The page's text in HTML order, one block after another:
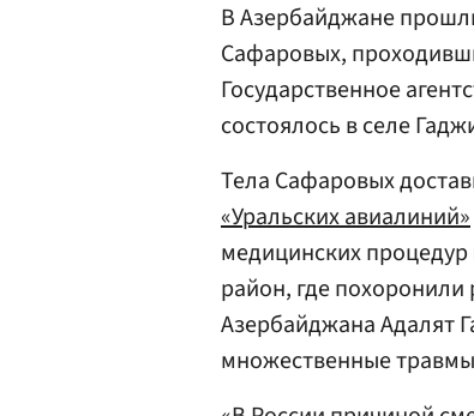
В Азербайджане
Сафаровых,
Государственное
состоялось в селе
Тела Сафаровых
«Уральских авиалиний»
медицинских процедур
район, где
Азербайджана Адалят
множественные